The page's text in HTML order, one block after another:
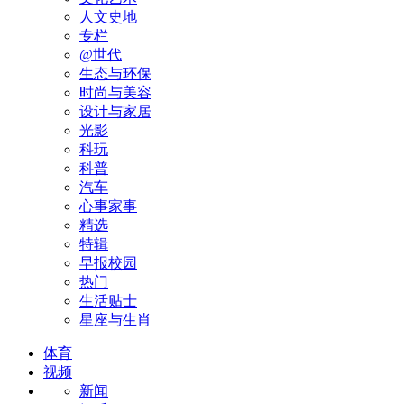
人文史地
专栏
@世代
生态与环保
时尚与美容
设计与家居
光影
科玩
科普
汽车
心事家事
精选
特辑
早报校园
热门
生活贴士
星座与生肖
体育
视频
新闻